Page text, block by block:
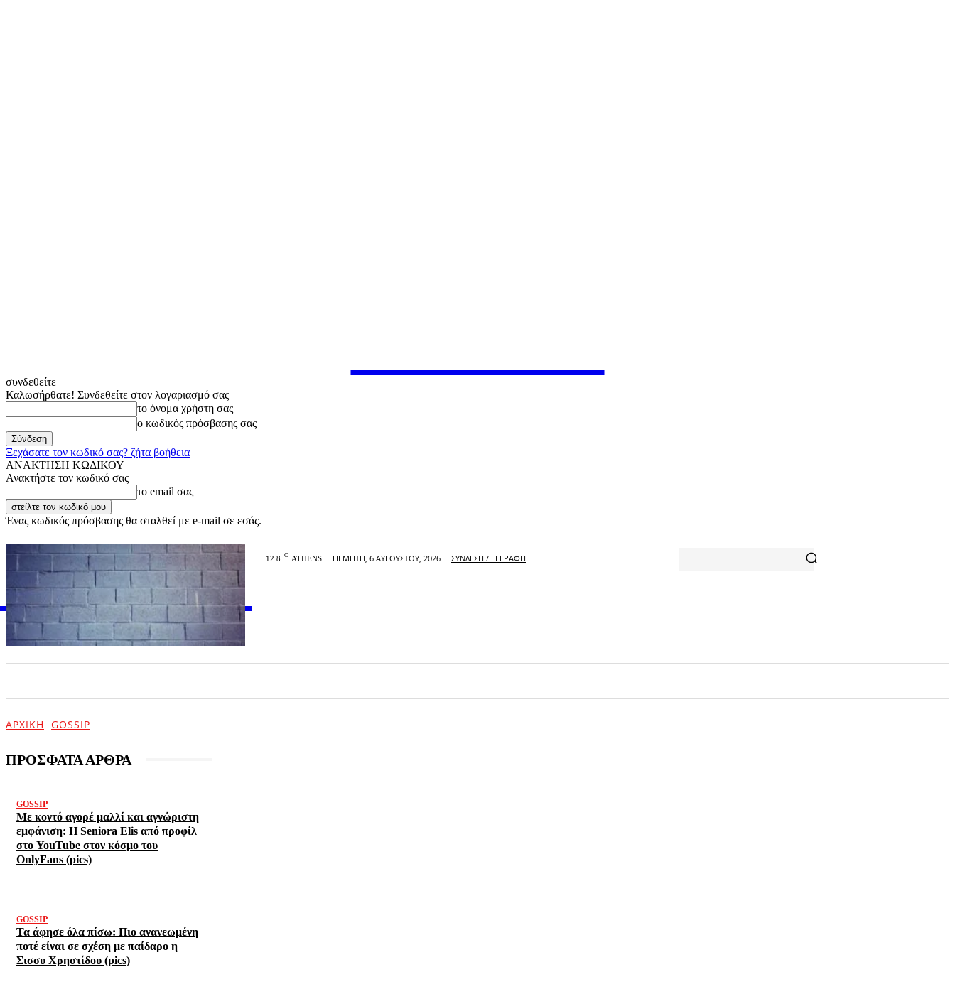
συνδεθείτε
Καλωσήρθατε! Συνδεθείτε στον λογαριασμό σας
το όνομα χρήστη σας
ο κωδικός πρόσβασης σας
Ξεχάσατε τον κωδικό σας? ζήτα βοήθεια
ΑΝΑΚΤΗΣΗ ΚΩΔΙΚΟΥ
Ανακτήστε τον κωδικό σας
το email σας
Ένας κωδικός πρόσβασης θα σταλθεί με e-mail σε εσάς.
OFFICIAL
12.8 C ATHENS ΠΈΜΠΤΗ, 6 ΑΥΓΟΎΣΤΟΥ, 2026 ΣΎΝΔΕΣΗ / ΕΓΓΡΑΦΉ
ΑΡΧΙΚΉ GOSSIP
ΠΡΟΣΦΑΤΑ ΑΡΘΡΑ
GOSSIP
Με κοντό αγορέ μαλλί και αγνώριστη
εμφάνιση: Η Seniora Elis από προφίλ
στο YouTube στον κόσμο του
OnlyFans (pics)
GOSSIP
Τα άφησε όλα πίσω: Πιο ανανεωμένη
ποτέ είναι σε σχέση με παίδαρο η
Σισσυ Χρηστίδου (pics)